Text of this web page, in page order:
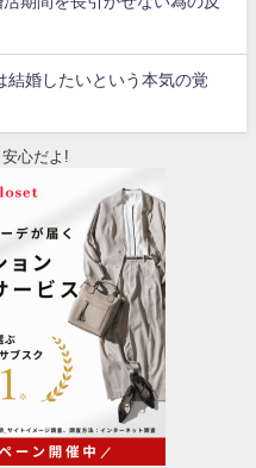
結婚したいという本気の覚
心だよ!